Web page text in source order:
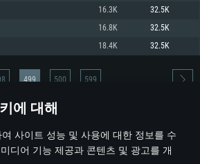
에 대해
사이트 성능 및 사용에 대한 정보를 수
디어 기능 제공과 콘텐츠 및 광고를 개
클라이언트)
클라이언트)
고, 최신 그래픽 드라이버를 지원하는 NVIDIA
동급의 성능을 가지며 최신 그래픽 드라이버를
미만; 최소사양 지원 해상도 720p) 이상
클라이언트)
16.3K 32.5K
16.8K 32.5K
18.4K 32.5K
니다
499 500 599